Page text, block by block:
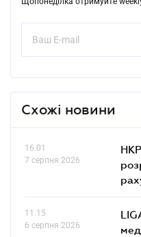
Схожі новини
16.01
7 серпня 2026
11.15
6 серпня 2026